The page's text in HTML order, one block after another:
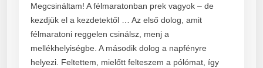
Megcsináltam! A félmaratonban prek vagyok – de
kezdjük el a kezdetektől … Az első dolog, amit
félmaratoni reggelen csinálsz, menj a
mellékhelyiségbe. A második dolog a napfényre
helyezi. Feltettem, mielőtt felteszem a pólómat, így